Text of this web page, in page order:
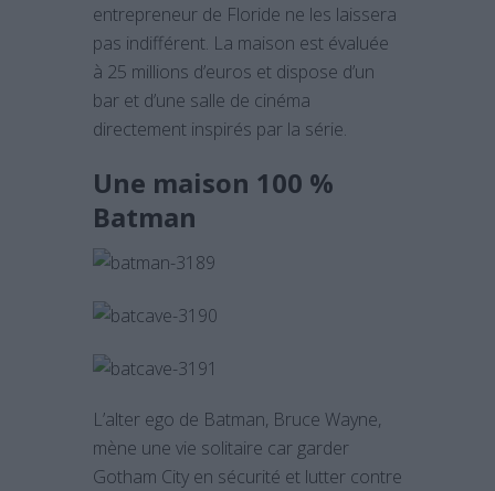
entrepreneur de Floride ne les laissera
pas indifférent. La maison est évaluée
à 25 millions d’euros et dispose d’un
bar et d’une salle de cinéma
directement inspirés par la série.
Une maison 100 %
Batman
L’alter ego de Batman, Bruce Wayne,
mène une vie solitaire car garder
Gotham City en sécurité et lutter contre